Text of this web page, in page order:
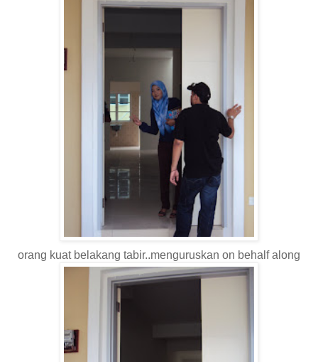
orang kuat belakang tabir..menguruskan on behalf along